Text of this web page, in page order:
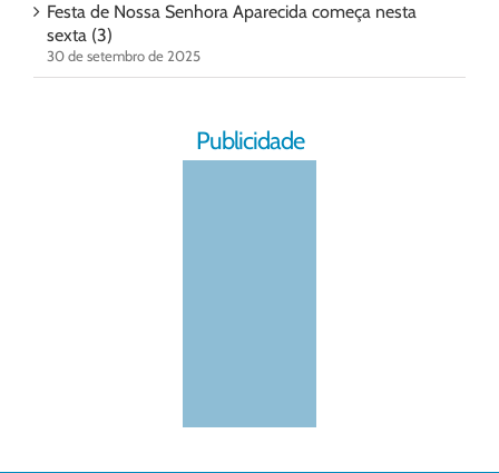
Festa de Nossa Senhora Aparecida começa nesta
sexta (3)
30 de setembro de 2025
Publicidade